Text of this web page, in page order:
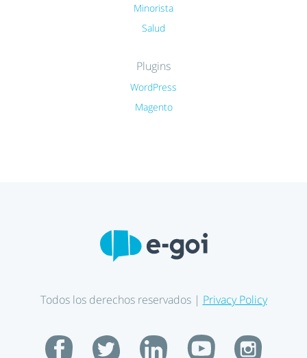
Minorista
Salud
Plugins
WordPress
Magento
Todos los derechos reservados | Privacy Policy